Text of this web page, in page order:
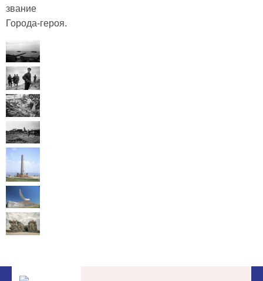
звание
Города‑героя.